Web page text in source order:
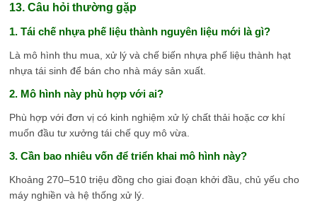
13. Câu hỏi thường gặp
1. Tái chế nhựa phế liệu thành nguyên liệu mới là gì?
Là mô hình thu mua, xử lý và chế biến nhựa phế liệu thành hạt
nhựa tái sinh để bán cho nhà máy sản xuất.
2. Mô hình này phù hợp với ai?
Phù hợp với đơn vị có kinh nghiệm xử lý chất thải hoặc cơ khí
muốn đầu tư xưởng tái chế quy mô vừa.
3. Cần bao nhiêu vốn để triển khai mô hình này?
Khoảng 270–510 triệu đồng cho giai đoạn khởi đầu, chủ yếu cho
máy nghiền và hệ thống xử lý.